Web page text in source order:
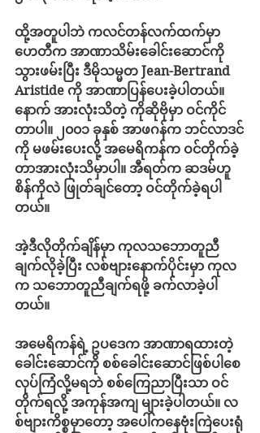
ထို့အတူပါဘဲ ကလင်တန်လက်ထက်မှာ
ဟေတီက အာဏာသိမ်းခေါင်းဆောင်ကို
သွားဖမ်းပြီး ဒီမိုသမ္မတ Jean-Bertrand
Aristide ကို အာဏာပြန်ပေးခဲ့ပါတယ်။
နောက် အားလုံးသိတဲ့ ကိုဆိုဗိုမှာ ဝင်ကိုင်
တာပါ။ ၂၀၀၁ ခုနှစ် အာဖဂန်က ဘင်လာဒင်
ကို မဖမ်းပေးလို့ အမေရိကန်က ဝင်တိုက်ခဲ့
တာအားလုံးသိမှာပါ။ အီရတ်က ဆဒမ်ဟူ
စိန်ကိုလဲ ဖြုတ်ချင်တော့ ဝင်တိုက်ခဲ့ရပါ
တယ်။
အဲ့ဒီလိုတိုက်ချိန်မှာ ကုလသဘောတူညီ
ချက်လိုခဲ့ပြီး လစ်ဗျားနောက်ပိုင်းမှာ ကုလ
က သဘောတူညီချက်ရဖို့ ခက်လာခဲ့ပါ
တယ်။
အမေရိကန်ရဲ့ ဥပဒေက အာဏာရထားတဲ့
ခေါင်းဆောင်ကို စစ်ခေါင်းဆောင်ဖြစ်ပါစေ
လုပ်ကြံလို့မရဘဲ စစ်ကြေညာပြီးသာ ဝင်
တိုက်ရလို့ အကုန်အကျ များခဲ့ပါတယ်။ လ
စ်ဗျားကိစ္စမှာတော့ အပေါ်ကနေဗုံးကြဲပေးရုံ